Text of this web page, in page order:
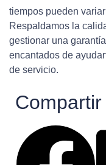
tiempos pueden
Respaldamos la
gestionar una
encantados de
de servicio.